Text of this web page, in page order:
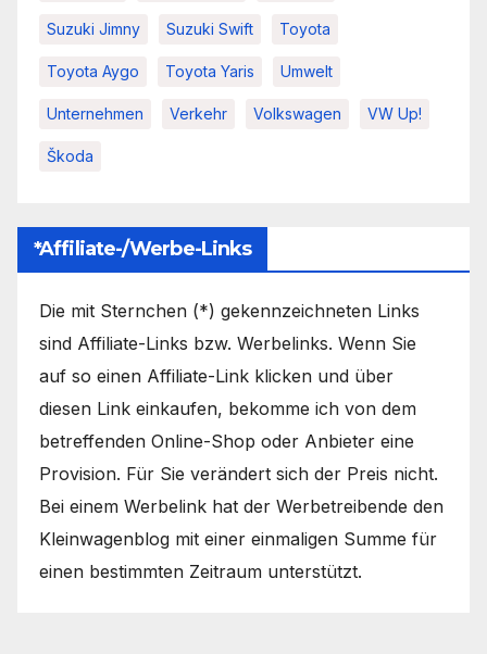
Suzuki Jimny Suzuki Swift Toyota
Toyota Aygo Toyota Yaris Umwelt
Unternehmen Verkehr Volkswagen VW Up!
Škoda
*Affiliate-/Werbe-Links
Die mit Sternchen (*) gekennzeichneten Links
sind Affiliate-Links bzw. Werbelinks. Wenn Sie
auf so einen Affiliate-Link klicken und über
diesen Link einkaufen, bekomme ich von dem
betreffenden Online-Shop oder Anbieter eine
Provision. Für Sie verändert sich der Preis nicht.
Bei einem Werbelink hat der Werbetreibende den
Kleinwagenblog mit einer einmaligen Summe für
einen bestimmten Zeitraum unterstützt.